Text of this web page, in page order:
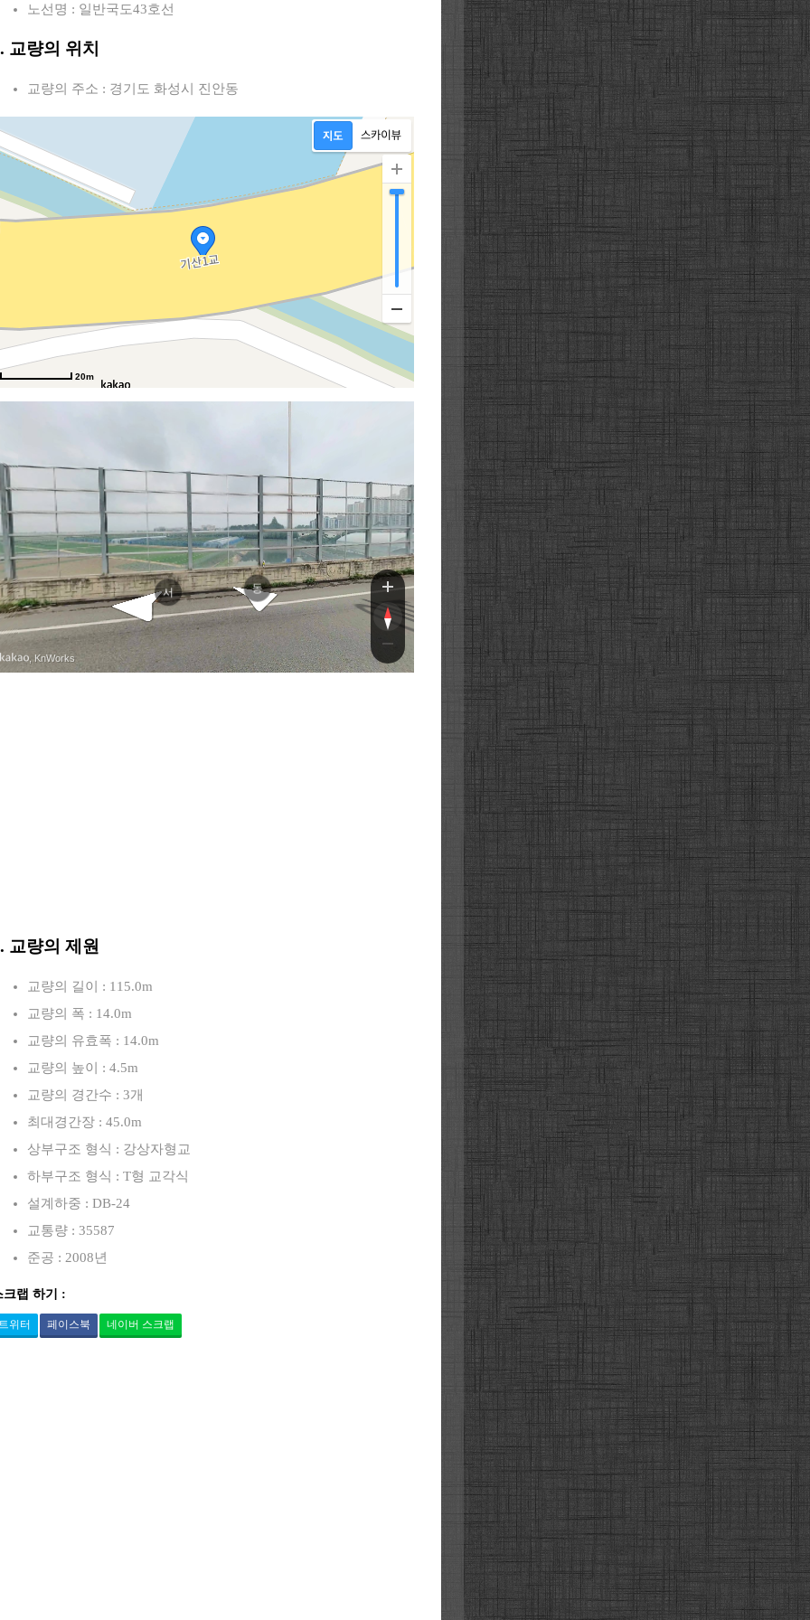
노선명 : 일반국도43호선
교량의 위치
교량의 주소 : 경기도 화성시 진안동
20m
로
로
서 동
, KnWorks
교량의 제원
교량의 길이 : 115.0m
교량의 폭 : 14.0m
교량의 유효폭 : 14.0m
교량의 높이 : 4.5m
교량의 경간수 : 3개
최대경간장 : 45.0m
상부구조 형식 : 강상자형교
하부구조 형식 : T형 교각식
설계하중 : DB-24
교통량 : 35587
준공 : 2008년
크랩 하기 :
위터 페이스북 네이버 스크랩